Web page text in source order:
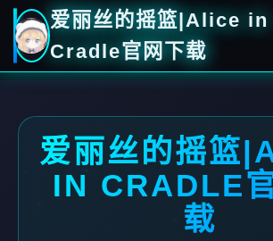
爱丽丝的摇篮|Alice in
Cradle官网下载
爱丽丝的摇篮
IN CRADLE
载